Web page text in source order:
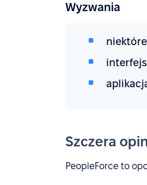
Wyzwania
Szczera
PeopleForce to